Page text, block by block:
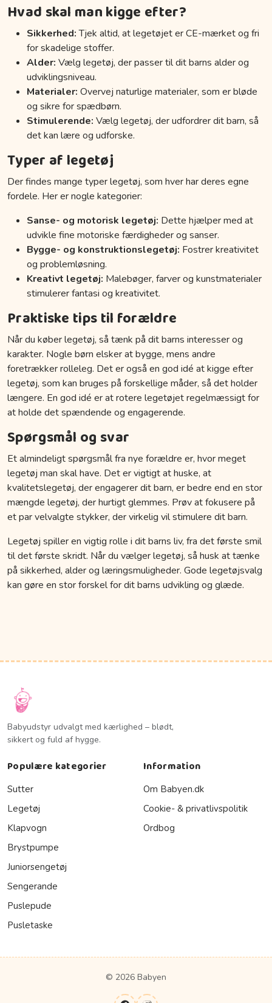
Hvad skal man kigge efter?
Sikkerhed:Tjek altid, at legetøjet er CE-mærket og fri
for skadelige stoffer.
Alder: Vælg legetøj, der passer til dit barns alder og
udviklingsniveau.
Materialer: Overvej naturlige materialer, som er bløde
og sikre for spædbørn.
Stimulerende: Vælg legetøj, der udfordrer dit barn, så
det kan lære og udforske.
Typer af legetøj
Der findes mange typer legetøj, som hver har deres egne
fordele. Her er nogle kategorier:
Sanse- og motorisk legetøj: Dette hjælper med at
udvikle fine motoriske færdigheder og sanser.
Bygge- og konstruktionslegetøj: Fostrer kreativitet
og problemløsning.
Kreativt legetøj: Malebøger, farver og kunstmaterialer
stimulerer fantasi og kreativitet.
Praktiske tips til forældre
Når du køber legetøj, så tænk på dit barns interesser og
karakter. Nogle børn elsker at bygge, mens andre
foretrækker rolleleg. Det er også en god idé at kigge efter
legetøj, som kan bruges på forskellige måder, så det holder
længere. En god idé er at rotere legetøjet regelmæssigt for
at holde det spændende og engagerende.
Spørgsmål og svar
Et almindeligt spørgsmål fra nye forældre er, hvor meget
legetøj man skal have. Det er vigtigt at huske, at
kvalitetslegetøj, der engagerer dit barn, er bedre end en stor
mængde legetøj, der hurtigt glemmes. Prøv at fokusere på
et par velvalgte stykker, der virkelig vil stimulere dit barn.
Legetøj spiller en vigtig rolle i dit barns liv, fra det første smil
til det første skridt. Når du vælger legetøj, så husk at tænke
på sikkerhed, alder og læringsmuligheder. Gode legetøjsvalg
kan gøre en stor forskel for dit barns udvikling og glæde.
Babyudstyr udvalgt med kærlighed – blødt,
sikkert og fuld af hygge.
Populære kategorier
Sutter
Legetøj
Klapvogn
Brystpumpe
Juniorsengetøj
Sengerande
Puslepude
Pusletaske
Information
Om Babyen.dk
Cookie- & privatlivspolitik
Ordbog
© 2026 Babyen